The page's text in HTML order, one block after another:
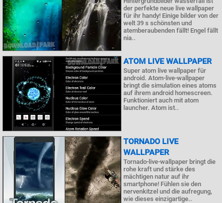
der perfekte neue live wallpaper
für ihr handy! Einige bilder von der
welt 39 s schönsten und
atemberaubenden fällt! Engel fällt
nia..
ATOM LIVE WALLPAPER
Super atom live wallpaper für
android. Atom-live-wallpaper
bringt die simulation eines atoms
auf ihrem android homescreen.
Funktioniert auch mit atom
launcher. Atom ist..
TORNADO LIVE
WALLPAPER
Tornado-live-wallpaper bringt die
rohe kraft und stärke des
mächtigen natur auf ihr
smartphone! Fühlen sie den
nervenkitzel und die aufregung,
wie dieses einzigartige..